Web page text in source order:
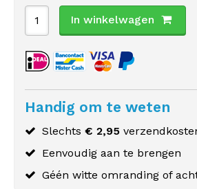
In winkelwagen
Handig om te weten
Slechts € 2,95
Eenvoudig aan te brengen
Géén witte omranding of